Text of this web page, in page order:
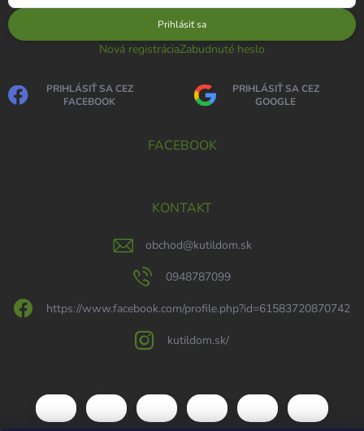
Prihlásiť sa
Nová registráciaZabudnuté heslo
PRIHLÁSIŤ SA CEZ
FACEBOOK
PRIHLÁSIŤ SA CEZ
GOOGLE
FACEBOOK
KONTAKT
obchod@kutildom.sk
0948787099
https://www.facebook.com/profile.php?id=61583720870742
kutildom.sk/